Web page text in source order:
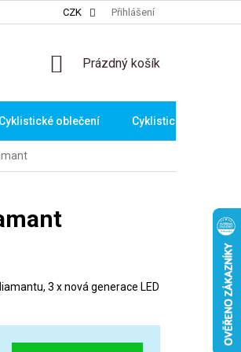
CZK Přihlášení
NÁKUPNÍ
Prázdný košík
Cyklistické oblečení Cyklistické brýle
3 x nová generace LED